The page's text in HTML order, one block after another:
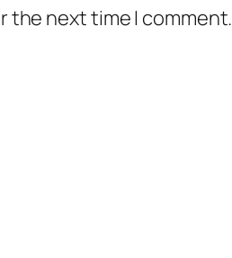
the next time I comment.